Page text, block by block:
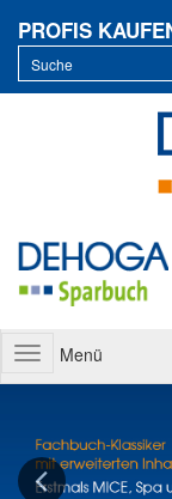
PROFIS
Toggle
navigation
Menü